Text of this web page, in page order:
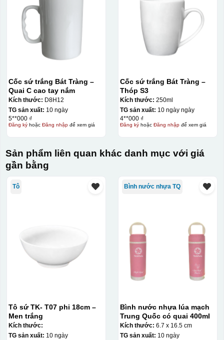
Kiểu hộp:
Cốc sứ trắng Bát Tràng –
Quai C cao tay nắm
Kích thước: D8H12
TG sản xuất: 10 ngày
5**000 ₫
Đăng kýhoặc Đăng nhậpđể xem giá
Cốc sứ trắng Bát Tràng –
Thóp S3
Kích thước: 250ml
TG sản xuất: 10 ngày ngày
4**000 ₫
Đăng kýhoặc Đăng nhậpđể xem giá
Sản phẩm liên quan khác danh mục với giá
gần bằng
Tô
Tô sứ TK- T07 phi 18cm –
Men trắng
Kích thước:
TG sản xuất: 10 ngày
Bình nước nhựa TQ
Bình nước nhựa lúa mạch
Trung Quốc có quai 400ml
Kích thước: 6.7 x 16.5 cm
TG sản xuất: 10 ngày